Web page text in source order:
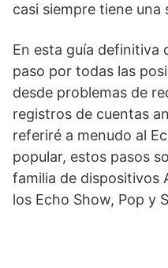
casi siempre tiene una
En esta guía definitiva
paso por todas las
desde problemas de
registros de cuentas
referiré a menudo al
popular, estos pasos
familia de dispositivos
los Echo Show, Pop y